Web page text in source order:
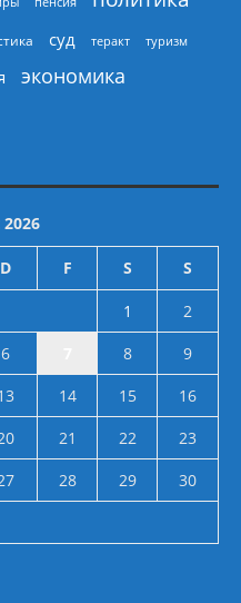
суд теракт туризм
экономика
D F S S
1
2
6 8
9
14 15
16
21 22
23
28 29
30